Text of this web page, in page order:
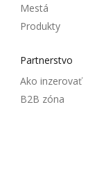
Mestá
Produkty
Partnerstvo
Ako inzerovať
B2B zóna